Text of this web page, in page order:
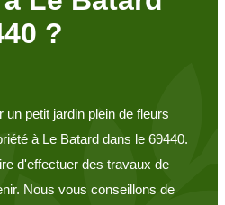
?
petit jardin plein de fleurs
à Le Batard dans le 69440.
d'effectuer des travaux de
Nous vous conseillons de